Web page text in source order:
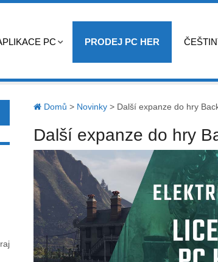
PC PRODEJ PC HER
Domů > Novinky> Další expanze do hry
Další expanze do hry